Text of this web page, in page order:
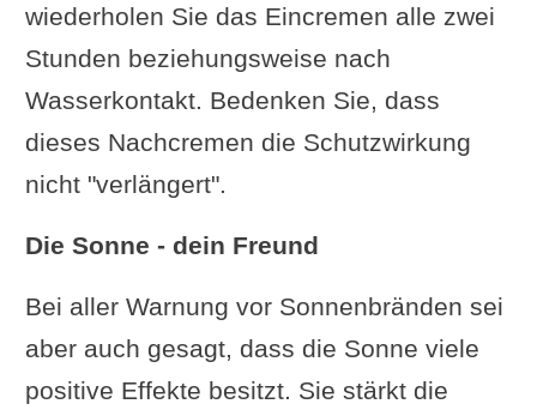
wiederholen Sie das Eincremen alle zwei
Stunden beziehungsweise nach
Wasserkontakt. Bedenken Sie, dass
dieses Nachcremen die Schutzwirkung
nicht "verlängert".
Die Sonne - dein Freund
Bei aller Warnung vor Sonnenbränden sei
aber auch gesagt, dass die Sonne viele
positive Effekte besitzt. Sie stärkt die